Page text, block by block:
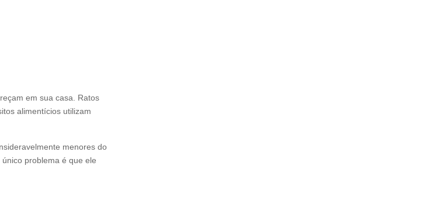
em sua casa. Ratos
alimentícios utilizam
menores do
problema é que ele